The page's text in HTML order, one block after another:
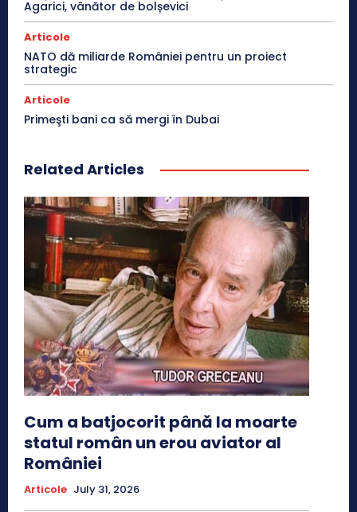
Agarici, vânător de bolșevici
Articole
NATO dă miliarde României pentru un proiect
strategic
Articole
Primeşti bani ca să mergi în Dubai
Related Articles
Cum a batjocorit până la moarte
statul român un erou aviator al
României
Articole July 31, 2026